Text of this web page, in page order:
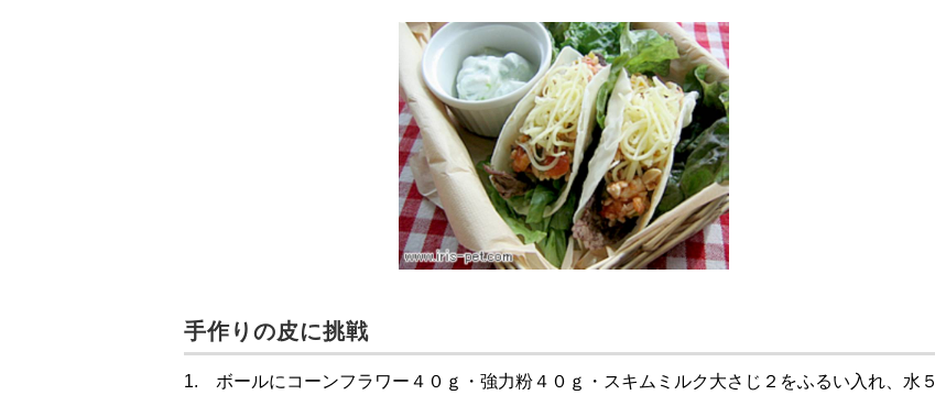
手作りの皮に挑戦
1. ボールにコーンフラワー４０ｇ・強力粉４０ｇ・スキムミルク大さじ２をふるい入れ、水５